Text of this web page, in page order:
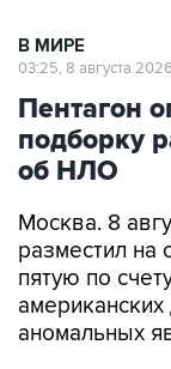
В МИРЕ
03:25, 8 августа 2026
Пентагон
подборку
об НЛО
Москва. 8
разместил на
пятую по
аномальных